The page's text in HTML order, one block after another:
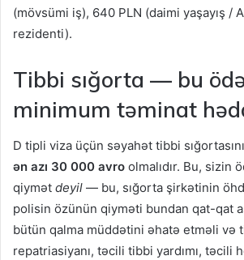
(mövsümi iş), 640 PLN (daimi yaşayış /
rezidenti).
Tibbi sığorta — bu
minimum təminat
D tipli viza üçün səyahət tibbi
ən azı 30 000 avro olmalıdır. Bu, sizin
qiymət deyil — bu, sığorta şirkətinin
polisin özünün qiyməti bundan qat-qat
bütün qalma müddətini əhatə etməli və
repatriasiyanı, təcili tibbi yardımı, təcili